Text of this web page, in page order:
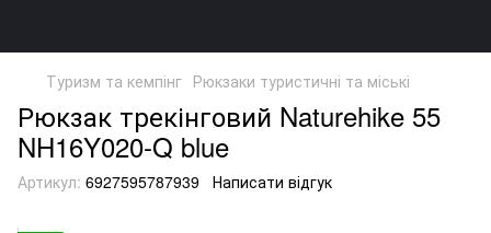
Туризм та кемпінг Рюкзаки туристичні та міські
Рюкзак трекінговий Naturehike 55
NH16Y020-Q blue
Артикул: 6927595787939 Написати відгук